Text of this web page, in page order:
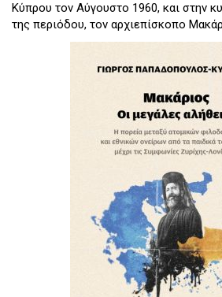
Κύπρου τον Αύγουστο 1960, και στην
της περιόδου, τον αρχιεπίσκοπο